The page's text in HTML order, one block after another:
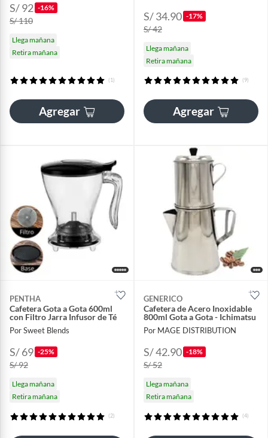
S/ 92 -16%
S/ 110
Llega mañana
Retira mañana
(1)
Agregar
S/ 34.90 -17%
S/ 42
Llega mañana
Retira mañana
(9)
Agregar
PENTHA
Cafetera Gota a Gota 600ml
con Filtro Jarra Infusor de Té
Por Sweet Blends
S/ 69 -25%
S/ 92
Llega mañana
Retira mañana
(2)
GENERICO
Cafetera de Acero Inoxidable
800ml Gota a Gota - Ichimatsu
Por MAGE DISTRIBUTION
S/ 42.90 -18%
S/ 52
Llega mañana
Retira mañana
(4)